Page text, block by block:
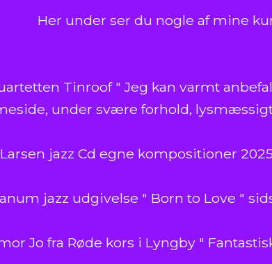
Her under ser du nogle af mine
Tinroof " Jeg kan varmt
under svære forhold,
jazz Cd egne kompositioner
jazz udgivelse " Born to Love "
Jo fra Røde kors i Lyngby "